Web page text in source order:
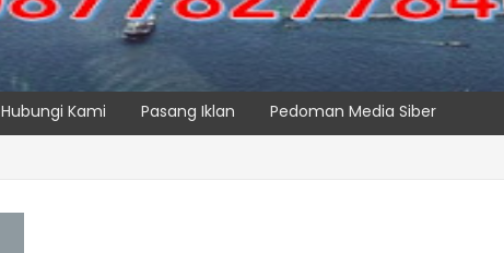
Hubungi Kami Pasang Iklan Pedoman Media Siber